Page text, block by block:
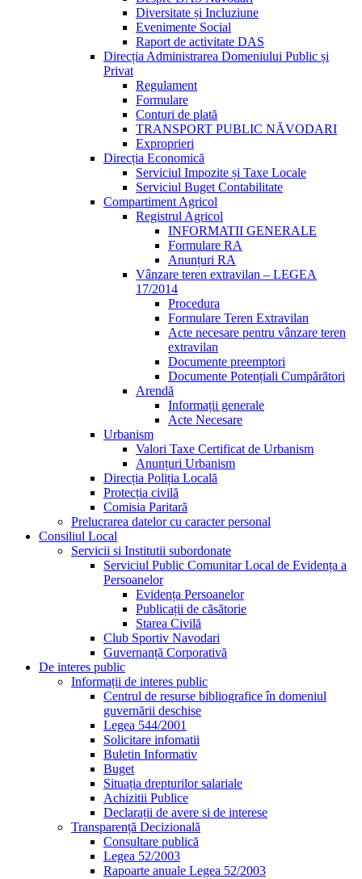
Diversitate și Incluziune
Evenimente Social
Raport de activitate DAS
Direcția Administrarea Domeniului Public și
Privat
Regulament
Formulare
Conturi de plată
TRANSPORT PUBLIC NĂVODARI
Exproprieri
Direcția Economică
Serviciul Impozite și Taxe Locale
Serviciul Buget Contabilitate
Compartiment Agricol
Registrul Agricol
INFORMATII GENERALE
Formulare RA
Anunțuri RA
Vânzare teren extravilan – LEGEA
17/2014
Procedura
Formulare Teren Extravilan
Acte necesare pentru vânzare teren
extravilan
Documente preemptori
Documente Potențiali Cumpărători
Arendă
Informații generale
Acte Necesare
Urbanism
Valori Taxe Certificat de Urbanism
Anunțuri Urbanism
Direcția Poliția Locală
Protecția civilă
Comisia Paritară
Prelucrarea datelor cu caracter personal
Consiliul Local
Servicii si Institutii subordonate
Serviciul Public Comunitar Local de Evidența a
Persoanelor
Evidența Persoanelor
Publicații de căsătorie
Starea Civilă
Club Sportiv Navodari
Guvernanță Corporativă
De interes public
Informații de interes public
Centrul de resurse bibliografice în domeniul
guvernării deschise
Legea 544/2001
Solicitare infomatii
Buletin Informativ
Buget
Situația drepturilor salariale
Achizitii Publice
Declarații de avere si de interese
Transparență Decizională
Consultare publică
Legea 52/2003
Rapoarte anuale Legea 52/2003